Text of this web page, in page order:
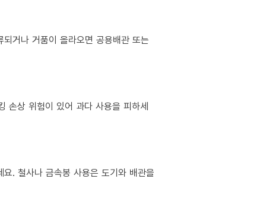
거나 거품이 올라오면 공용배관 또는
손상 위험이 있어 과다 사용을 피하세
. 철사나 금속봉 사용은 도기와 배관을